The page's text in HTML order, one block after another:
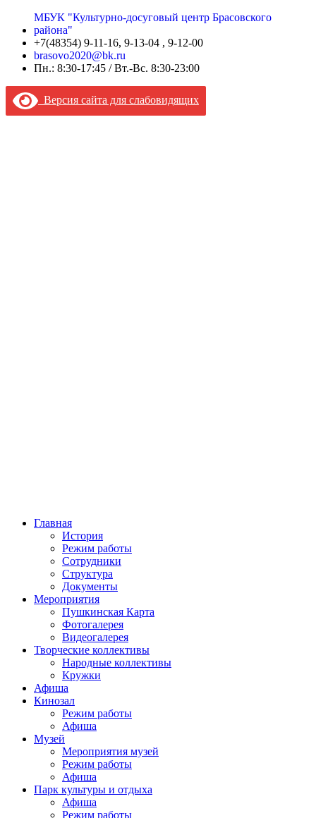
МБУК "Культурно-досуговый центр Брасовского
района"
+7(48354) 9-11-16, 9-13-04 , 9-12-00
brasovo2020@bk.ru
Пн.: 8:30-17:45 / Вт.-Вс. 8:30-23:00
Версия сайта для слабовидящих
Главная
История
Режим работы
Сотрудники
Структура
Документы
Мероприятия
Пушкинская Карта
Фотогалерея
Видеогалерея
Творческие коллективы
Народные коллективы
Кружки
Афиша
Кинозал
Режим работы
Афиша
Музей
Мероприятия музей
Режим работы
Афиша
Парк культуры и отдыха
Афиша
Режим работы